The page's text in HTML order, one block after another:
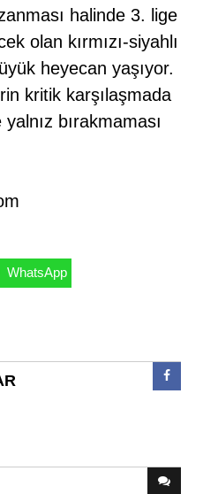
halinde 3. lige
olan kırmızı-siyahlı
heyecan yaşıyor.
kritik karşılaşmada
bırakmaması
WhatsApp